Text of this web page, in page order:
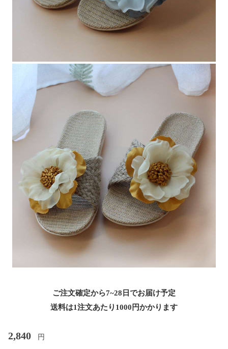
ご注文確定から7~28日でお届け予定
送料は1注文あたり 1000 円かかります
2,840 円